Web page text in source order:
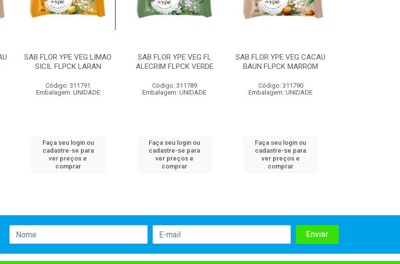
SAB FLOR YPE VEG LIMAO
SICIL FLPCK LARAN
Código: 311791
Embalagem: UNIDADE
Faça seu login ou
cadastre-se para
ver preços e
comprar
SAB FLOR YPE VEG FL
ALECRIM FLPCK VERDE
Código: 311789
Embalagem: UNIDADE
Faça seu login ou
cadastre-se para
ver preços e
comprar
SAB FLOR YPE VEG CACAU
BAUN FLPCK MARROM
Código: 311790
Embalagem: UNIDADE
Faça seu login ou
cadastre-se para
ver preços e
comprar